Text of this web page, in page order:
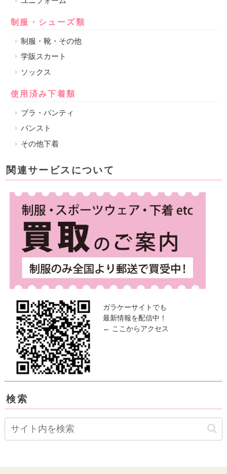
制服・シューズ類
制服・靴・その他
学販スカート
ソックス
使用済み下着類
ブラ・パンティ
パンスト
その他下着
関連サービスについて
ガラケーサイトでも
最新情報を配信中！
← ここからアクセス
検索